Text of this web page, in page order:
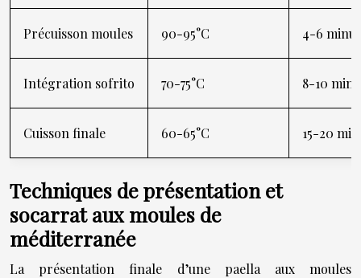
Précuisson moules 90-95°C 4-6
Intégration sofrito 70-75°C 8-10
Cuisson finale 60-65°C 15-20
Techniques de présentation et
socarrat aux moules de
méditerranée
La présentation finale d’une paella aux moules